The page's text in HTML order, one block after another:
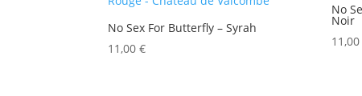
No Sex For Butterfly – Syrah
11,00€
No
Noir